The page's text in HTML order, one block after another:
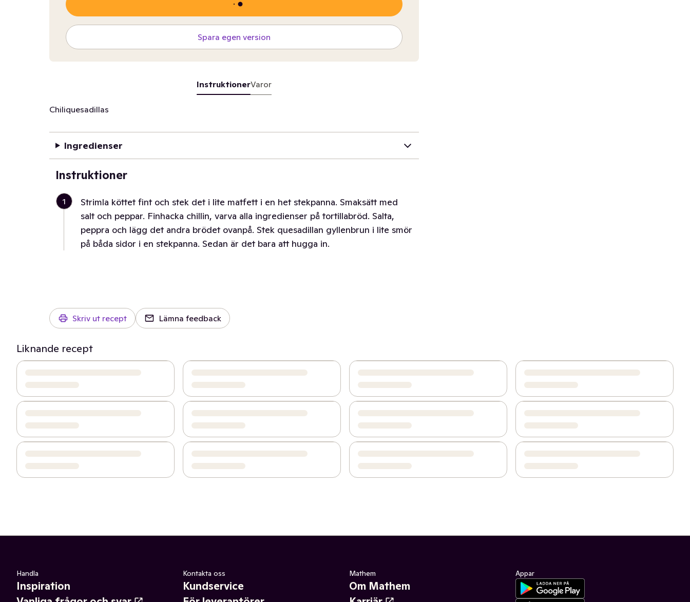
Spara egen version
InstruktionerVaror
Chiliquesadillas
Ingredienser
Instruktioner
1
Strimla köttet fint och stek det i lite matfett i en het stekpanna. Smaksätt med
salt och peppar. Finhacka chillin, varva alla ingredienser på tortillabröd. Salta,
peppra och lägg det andra brödet ovanpå. Stek quesadillan gyllenbrun i lite smör
på båda sidor i en stekpanna. Sedan är det bara att hugga in.
Skriv ut recept Lämna feedback
Liknande recept
Handla
Inspiration
Kontakta oss
Kundservice
Mathem
Om Mathem
Appar